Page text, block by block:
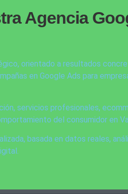
Agencia
orientado a resultados
en Google Ads para
servicios profesionales,
del consumidor en
basada en datos reales,